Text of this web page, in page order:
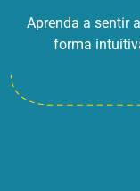
Aprenda a sentir
forma